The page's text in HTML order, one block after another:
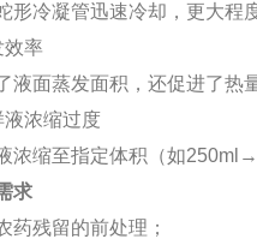
形冷凝管迅速冷却，更大程
率
液面蒸发面积，还促进了热
浓缩过度
浓缩至指定体积（如
求
药残留的前处理；